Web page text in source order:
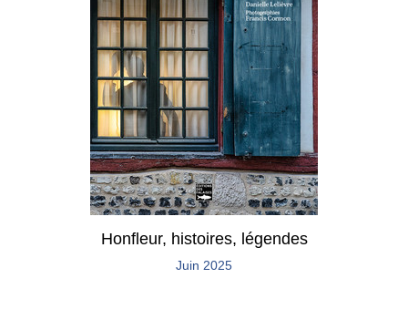
Honfleur, histoires, légendes
Juin 2025